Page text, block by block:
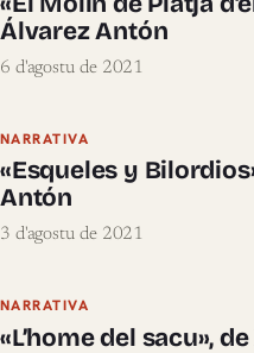
Álvarez Antón
6 d'agostu de 2021
NARRATIVA
«Esqueles y
Antón
3 d'agostu de 2021
NARRATIVA
«L’home del sacu»,